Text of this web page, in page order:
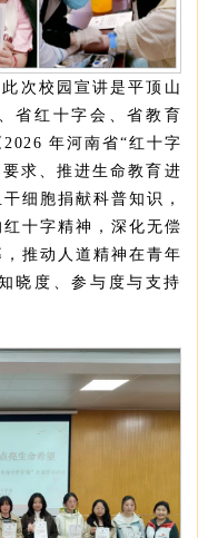
次校园宣讲是平顶山
省红十字会、省教育
年河南省“红十字
求、推进生命教育进
细胞捐献科普知识，
十字精神，深化无偿
推动人道精神在青年
晓度、参与度与支持